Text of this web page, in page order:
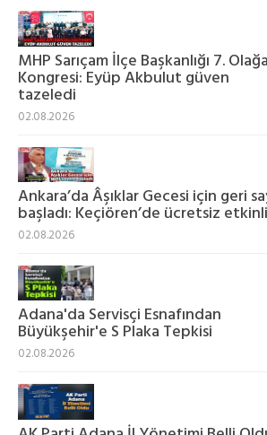
MHP Sarıçam İlçe Başkanlığı 7.
Kongresi: Eyüp Akbulut güven
tazeledi
02.08.2026
Ankara’da Âşıklar Gecesi için geri
başladı: Keçiören’de ücretsiz
02.08.2026
Adana'da Servisçi Esnafından
Büyükşehir'e S Plaka Tepkisi
02.08.2026